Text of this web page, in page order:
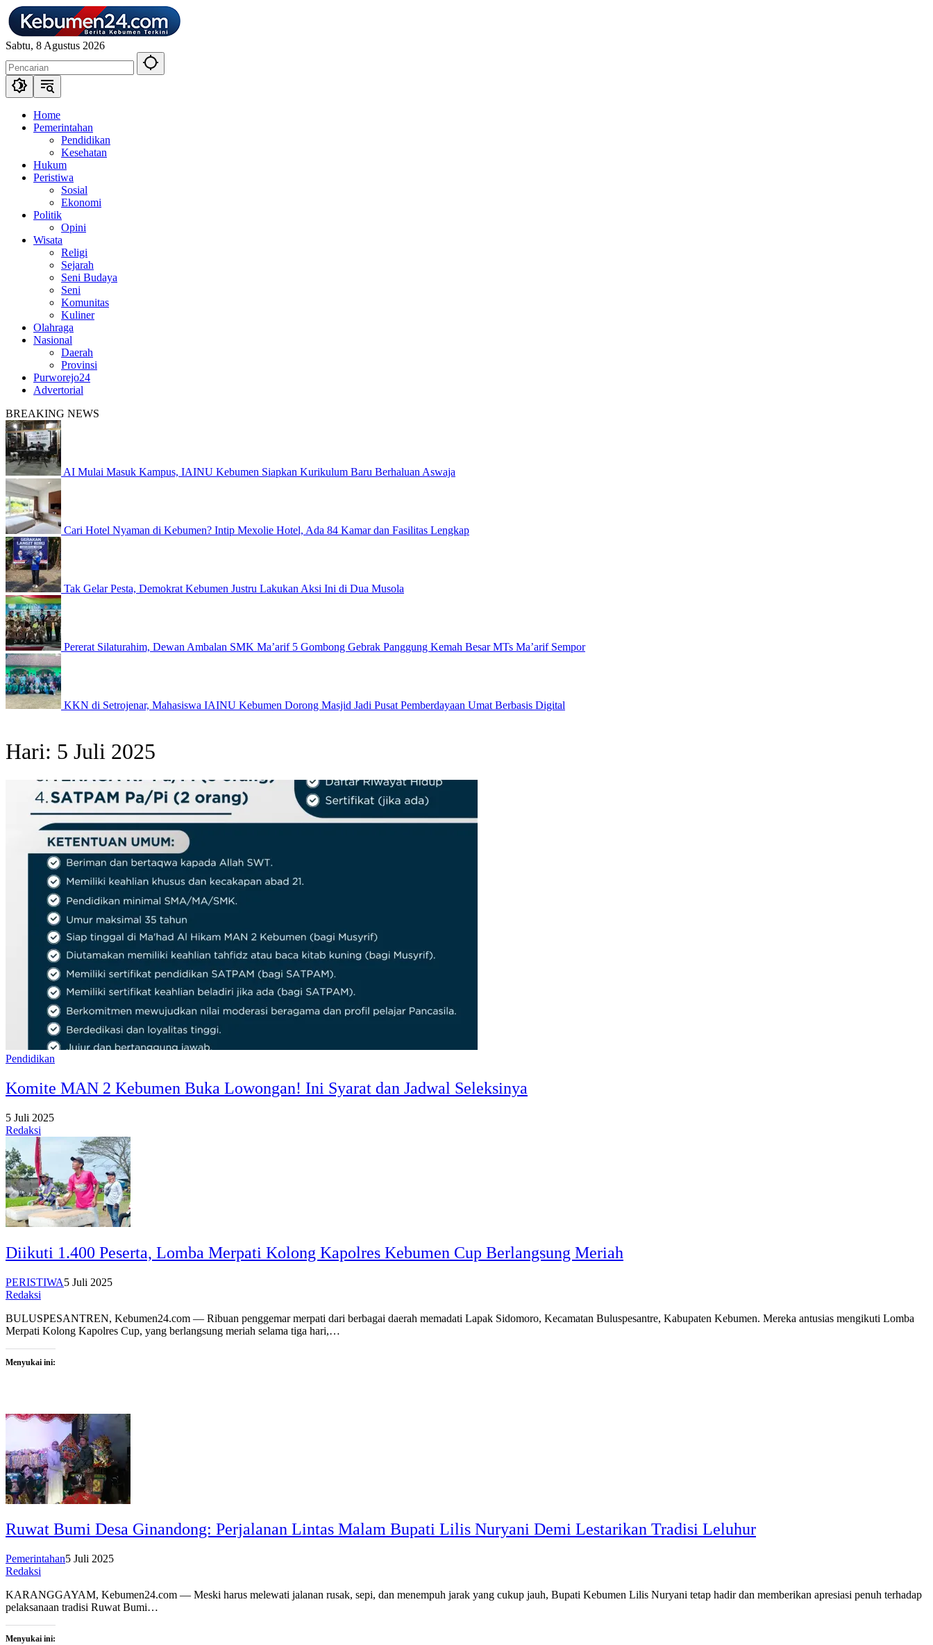
Langsung
ke
konten
Sabtu, 8 Agustus 2026
Home
Pemerintahan
Pendidikan
Kesehatan
Hukum
Peristiwa
Sosial
Ekonomi
Politik
Opini
Wisata
Religi
Sejarah
Seni Budaya
Seni
Komunitas
Kuliner
Olahraga
Nasional
Daerah
Provinsi
Purworejo24
Advertorial
BREAKING NEWS
AI Mulai Masuk Kampus, IAINU Kebumen Siapkan Kurikulum Baru Berhaluan Aswaja
Cari Hotel Nyaman di Kebumen? Intip Mexolie Hotel, Ada 84 Kamar dan Fasilitas Lengkap
Tak Gelar Pesta, Demokrat Kebumen Justru Lakukan Aksi Ini di Dua Musola
Pererat Silaturahim, Dewan Ambalan SMK Ma’arif 5 Gombong Gebrak Panggung Kemah Besar MTs Ma’arif Sempor
KKN di Setrojenar, Mahasiswa IAINU Kebumen Dorong Masjid Jadi Pusat Pemberdayaan Umat Berbasis Digital
Hari: 5 Juli 2025
Pendidikan
Komite MAN 2 Kebumen Buka Lowongan! Ini Syarat dan Jadwal Seleksinya
5 Juli 2025
Redaksi
Diikuti 1.400 Peserta, Lomba Merpati Kolong Kapolres Kebumen Cup Berlangsung Meriah
PERISTIWA5 Juli 2025
Redaksi
BULUSPESANTREN, Kebumen24.com — Ribuan penggemar merpati dari berbagai daerah memadati Lapak Sidomoro, Kecamatan Buluspesantre, Kabupaten Kebumen. Mereka antusias mengikuti Lomba
Merpati Kolong Kapolres Cup, yang berlangsung meriah selama tiga hari,…
Menyukai ini:
Ruwat Bumi Desa Ginandong: Perjalanan Lintas Malam Bupati Lilis Nuryani Demi Lestarikan Tradisi Leluhur
Pemerintahan5 Juli 2025
Redaksi
KARANGGAYAM, Kebumen24.com — Meski harus melewati jalanan rusak, sepi, dan menempuh jarak yang cukup jauh, Bupati Kebumen Lilis Nuryani tetap hadir dan memberikan apresiasi penuh terhadap
pelaksanaan tradisi Ruwat Bumi…
Menyukai ini: